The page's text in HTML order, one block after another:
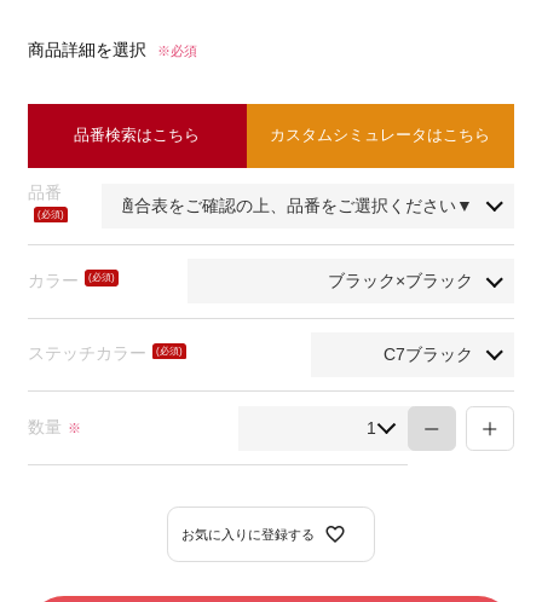
商品詳細を選択 ※必須
品番検索はこちら カスタムシミュレータはこちら
品番
カラー
須)
ステッチカラー
須)
お気に入りに登録する
数量 ※